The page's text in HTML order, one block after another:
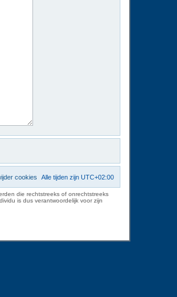
Alle tijden zijn UTC+02:00
cookies
die rechtstreeks of onrechtstreeks
is dus verantwoordelijk voor zijn